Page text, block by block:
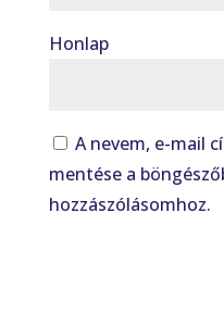
Honlap
A nevem, e-mail
mentése a
hozzászólásomhoz.